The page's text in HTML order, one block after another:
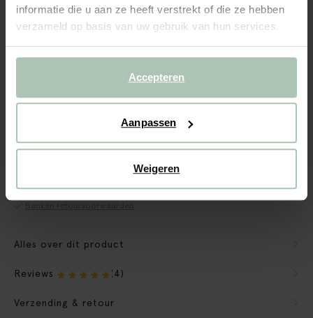
informatie die u aan ze heeft verstrekt of die ze hebben
verzameld op basis van uw gebruik van hun services.
Accepteren
Aanpassen
Weigeren
2 Stof: Soil Eucalyptus 193 + kleuropties
3 Extra's + toevoegen
CBW garantie
We maken de bank gebruiksklaar
Alles over dit product
Reviews (4)
Verzending & retour